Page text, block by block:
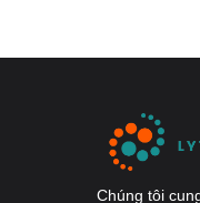
Chúng tôi